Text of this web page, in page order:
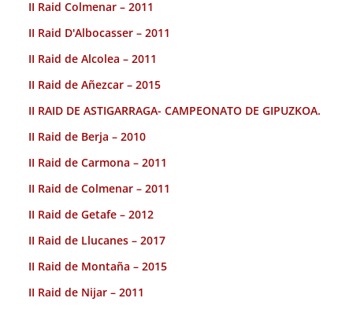
II Raid Colmenar – 2011
II Raid D'Albocasser – 2011
II Raid de Alcolea – 2011
II Raid de Añezcar – 2015
II RAID DE ASTIGARRAGA- CAMPEONATO DE GIPUZKOA.
II Raid de Berja – 2010
II Raid de Carmona – 2011
II Raid de Colmenar – 2011
II Raid de Getafe – 2012
II Raid de Llucanes – 2017
II Raid de Montaña – 2015
II Raid de Nijar – 2011